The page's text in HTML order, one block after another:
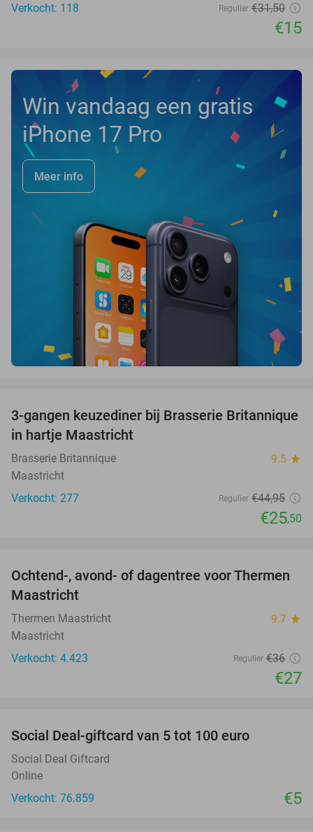
Verkocht: 118
Regulier €31,50
€15
Win vandaag een gratis
iPhone 17 Pro
Meer info
43%
3-gangen keuzediner bij Brasserie Britannique
in hartje Maastricht
Brasserie Britannique 9.5 star
Maastricht
Verkocht: 277
Regulier €44,95
€25,50
25%
Ochtend-, avond- of dagentree voor Thermen
Maastricht
Thermen Maastricht 9.7 star
Maastricht
Verkocht: 4.423
Regulier €36
€27
Social Deal-giftcard van 5 tot 100 euro
Social Deal Giftcard
Online
Verkocht: 76.859
€5